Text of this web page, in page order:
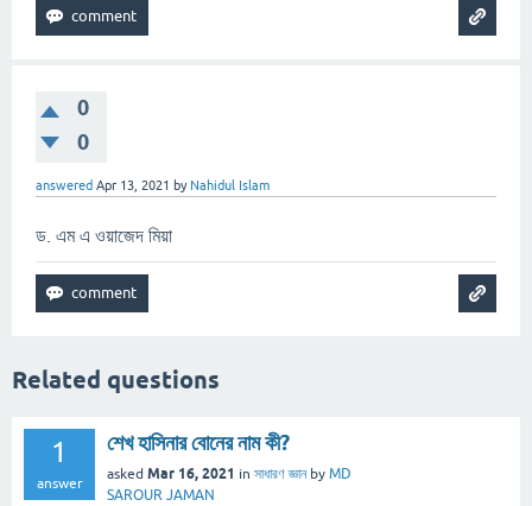
0
0
answered Apr 13, 2021 by Nahidul Islam
ড. এম এ ওয়াজেদ মিয়া
Related questions
1
answer
শেখ হাসিনার বোনের নাম কী?
asked Mar 16, 2021 in সাধারণ জ্ঞান by MD
SAROUR JAMAN